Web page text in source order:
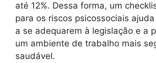
até 12%. Dessa forma, um
para os riscos psicossociais
a se adequarem à legislação e a
um ambiente de trabalho mais
saudável.